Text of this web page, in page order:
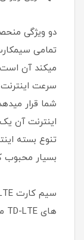
تمامی
میکند آن
شما قرار
تنوع بسته
بسیار محبوب
های TD-LTE میباشد .